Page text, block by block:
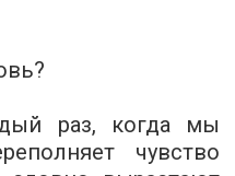
раз, когда мы
чувство